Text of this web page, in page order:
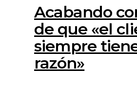
Acabando
de que «el
siempre
razón»